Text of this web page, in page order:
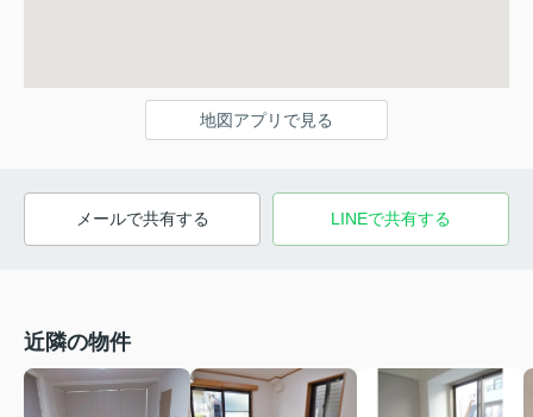
地図アプリで見る
メールで共有する LINEで共有する
近隣の物件